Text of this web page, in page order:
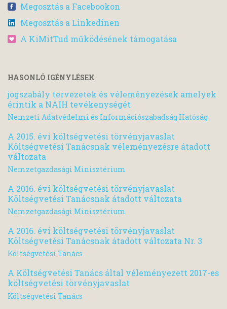
Megosztás a Facebookon
Megosztás a Linkedinen
A KiMitTud működésének támogatása
HASONLÓ IGÉNYLÉSEK
jogszabály tervezetek és véleményezések amelyek
érintik a NAIH tevékenységét
Nemzeti Adatvédelmi és Információszabadság Hatóság
A 2015. évi költségvetési törvényjavaslat
Költségvetési Tanácsnak véleményezésre átadott
változata
Nemzetgazdasági Minisztérium
A 2016. évi költségvetési törvényjavaslat
Költségvetési Tanácsnak átadott változata
Nemzetgazdasági Minisztérium
A 2016. évi költségvetési törvényjavaslat
Költségvetési Tanácsnak átadott változata Nr. 3
Költségvetési Tanács
A Költségvetési Tanács által véleményezett 2017-es
költségvetési törvényjavaslat
Költségvetési Tanács